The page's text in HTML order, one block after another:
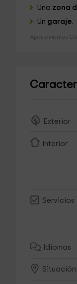
Una zona
Un garaje.
Apartamentos
Exterior
Interior
Servicios
Idiomas
Situación